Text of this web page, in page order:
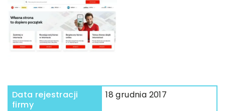
Data rejestracji
firmy
18 grudnia 2017